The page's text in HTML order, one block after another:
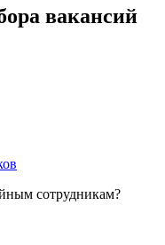
вакансий
сотрудникам?